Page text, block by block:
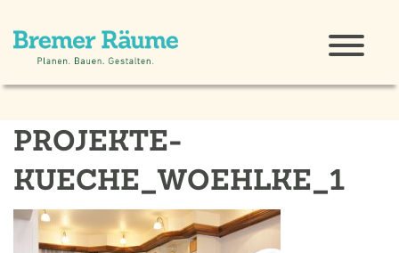
PROJEKTE-
KUECHE_WOEHLKE_1